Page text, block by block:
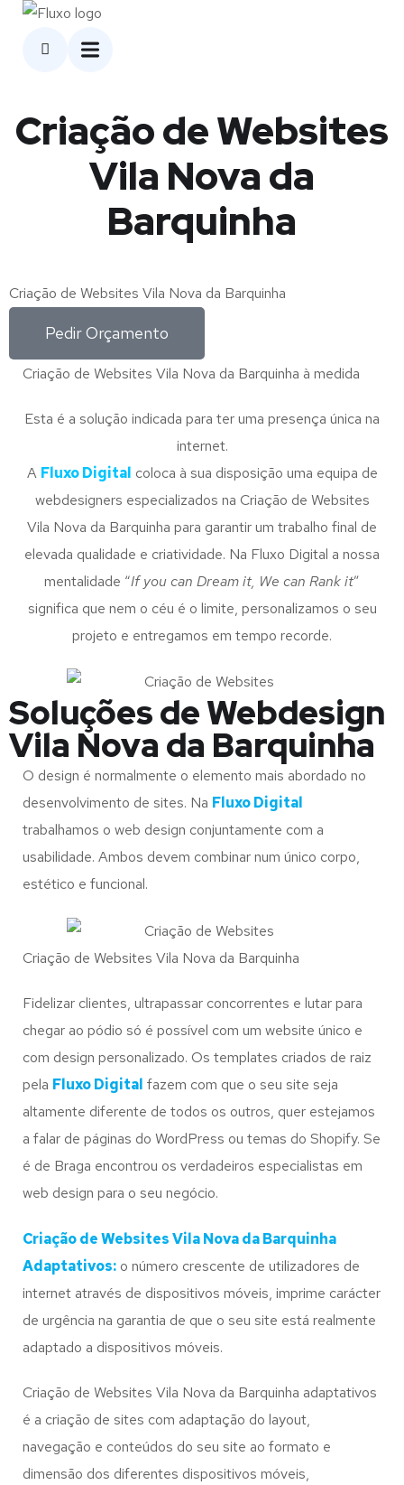
Criação de Websites
Vila Nova da
Barquinha
Criação de Websites Vila Nova da Barquinha
Pedir Orçamento
Criação de Websites Vila Nova da Barquinha à medida
Esta é a solução indicada para ter uma presença única na
internet.
A Fluxo Digital coloca à sua disposição uma equipa de
webdesigners especializados na Criação de Websites
Vila Nova da Barquinha para garantir um trabalho final de
elevada qualidade e criatividade. Na Fluxo Digital a nossa
mentalidade “If you can Dream it, We can Rank it”
significa que nem o céu é o limite, personalizamos o seu
projeto e entregamos em tempo recorde.
Soluções de Webdesign
Vila Nova da Barquinha
O design é normalmente o elemento mais abordado no
desenvolvimento de sites. Na Fluxo Digital
trabalhamos o web design conjuntamente com a
usabilidade. Ambos devem combinar num único corpo,
estético e funcional.
Criação de Websites Vila Nova da Barquinha
Fidelizar clientes, ultrapassar concorrentes e lutar para
chegar ao pódio só é possível com um website único e
com design personalizado. Os templates criados de raiz
pela Fluxo Digital fazem com que o seu site seja
altamente diferente de todos os outros, quer estejamos
a falar de páginas do WordPress ou temas do Shopify. Se
é de Braga encontrou os verdadeiros especialistas em
web design para o seu negócio.
Criação de Websites Vila Nova da Barquinha
Adaptativos: o número crescente de utilizadores de
internet através de dispositivos móveis, imprime carácter
de urgência na garantia de que o seu site está realmente
adaptado a dispositivos móveis.
Criação de Websites Vila Nova da Barquinha adaptativos
é a criação de sites com adaptação do layout,
navegação e conteúdos do seu site ao formato e
dimensão dos diferentes dispositivos móveis,